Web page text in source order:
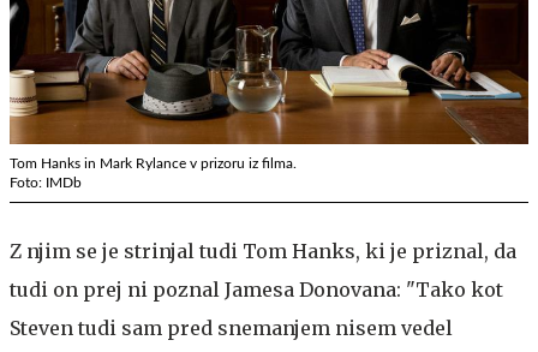
Tom Hanks in Mark Rylance v prizoru iz filma.
Foto: IMDb
Z njim se je strinjal tudi Tom Hanks, ki je priznal, da
tudi on prej ni poznal Jamesa Donovana: "Tako kot
Steven tudi sam pred snemanjem nisem vedel